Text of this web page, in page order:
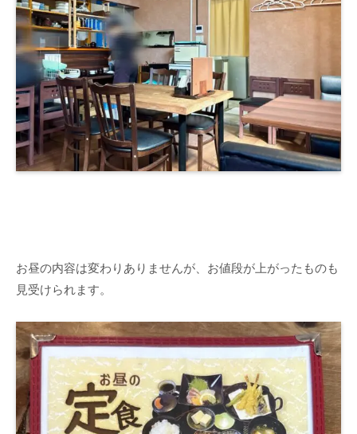
お昼の内容は変わりありませんが、お値段が上がったものも
見受けられます。